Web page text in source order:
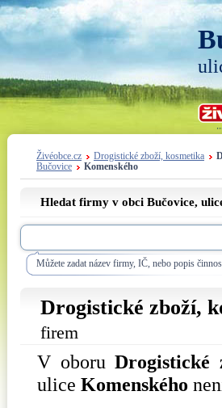
Živéobce.cz Drogistické zboží, kosmetika
Bučovice
Komenského
Hledat firmy v obci Bučovice,
Můžete zadat název firmy, IČ, nebo popis
Drogistické zboží,
firem
V oboruDrogistické
ulice Komenského